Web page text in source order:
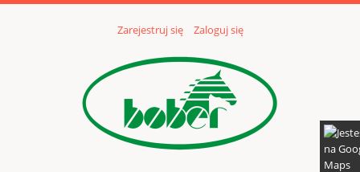
Zarejestruj się Zaloguj się